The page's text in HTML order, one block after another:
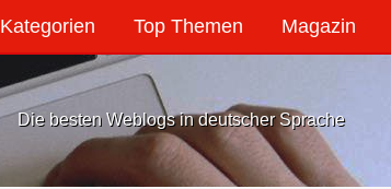
Kategorien Top Themen Magazin
Die besten Weblogs in deutscher Sprache